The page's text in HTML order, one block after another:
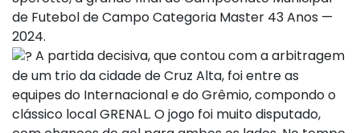
de Futebol de Campo Categoria Master 43 Anos —
2024.
A partida decisiva, que contou com a arbitragem
de um trio da cidade de Cruz Alta, foi entre as
equipes do Internacional e do Grêmio, compondo o
clássico local GRENAL. O jogo foi muito disputado,